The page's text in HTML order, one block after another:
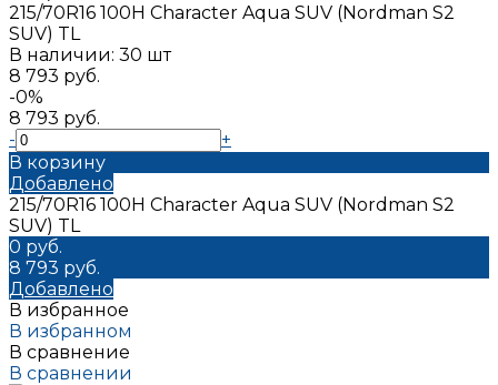
215/70R16 100H Character Aqua SUV (Nordman S2
SUV) TL
В наличии: 30 шт
8 793 руб.
-0%
8 793 руб.
-
+
В корзину
Добавлено
215/70R16 100H Character Aqua SUV (Nordman S2
SUV) TL
0 руб.
8 793 руб.
Добавлено
В избранное
В избранном
В сравнение
В сравнении